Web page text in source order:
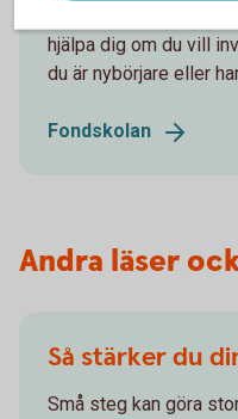
hjälpa dig om du vill
du är nybörjare eller
Fondskolan
Andra läser
Så stärker du
Små steg kan göra